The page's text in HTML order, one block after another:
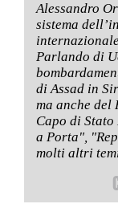
Alessandro
sistema
Parlando di
di Assad in
ma anche del
Capo di
a Porta",
molti altri